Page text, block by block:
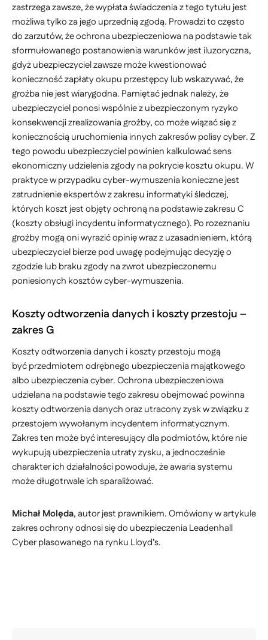
zastrzega zawsze, że wypłata świadczenia z tego tytułu jest
możliwa tylko za jego uprzednią zgodą. Prowadzi to często
do zarzutów, że ochrona ubezpieczeniowa na podstawie tak
sformułowanego postanowienia warunków jest iluzoryczna,
gdyż ubezpieczyciel zawsze może kwestionować
konieczność zapłaty okupu przestępcy lub wskazywać, że
groźba nie jest wiarygodna. Pamiętać jednak należy, że
ubezpieczyciel ponosi wspólnie z ubezpieczonym ryzyko
konsekwencji zrealizowania groźby, co może wiązać się z
koniecznością uruchomienia innych zakresów polisy cyber. Z
tego powodu ubezpieczyciel powinien kalkulować sens
ekonomiczny udzielenia zgody na pokrycie kosztu okupu. W
praktyce w przypadku cyber-wymuszenia konieczne jest
zatrudnienie ekspertów z zakresu informatyki śledczej,
których koszt jest objęty ochroną na podstawie zakresu C
(koszty obsługi incydentu informatycznego). Po rozeznaniu
groźby mogą oni wyrazić opinię wraz z uzasadnieniem, którą
ubezpieczyciel bierze pod uwagę podejmując decyzję o
zgodzie lub braku zgody na zwrot ubezpieczonemu
poniesionych kosztów cyber-wymuszenia.
Koszty odtworzenia danych i koszty przestoju –
zakres G
Koszty odtworzenia danych i koszty przestoju mogą
być przedmiotem odrębnego ubezpieczenia majątkowego
albo ubezpieczenia cyber. Ochrona ubezpieczeniowa
udzielana na podstawie tego zakresu obejmować powinna
koszty odtworzenia danych oraz utracony zysk w związku z
przestojem wywołanym incydentem informatycznym.
Zakres ten może być interesujący dla podmiotów, które nie
wykupują ubezpieczenia utraty zysku, a jednocześnie
charakter ich działalności powoduje, że awaria systemu
może długotrwale ich sparaliżować.
Michał Molęda, autor jest prawnikiem. Omówiony w artykule
zakres ochrony odnosi się do ubezpieczenia Leadenhall
Cyber plasowanego na rynku Lloyd’s.